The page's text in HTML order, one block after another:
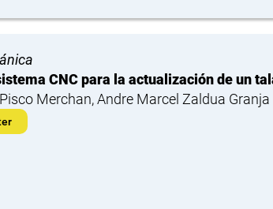
CNC para la actualización de un
Merchan, Andre Marcel Zaldua Granja